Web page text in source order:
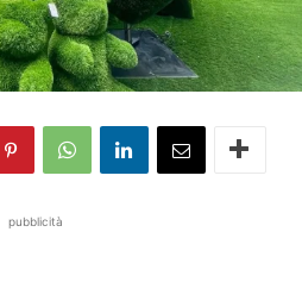
pubblicità